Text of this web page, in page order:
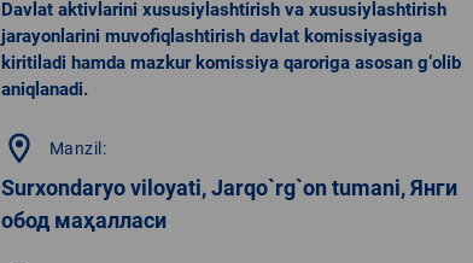
Davlat aktivlarini xususiylashtirish va xususiylashtirish
jarayonlarini muvofiqlashtirish davlat komissiyasiga
kiritiladi hamda mazkur komissiya qaroriga asosan g‘olib
aniqlanadi.
location_on Manzil:
Surxondaryo viloyati, Jarqo`rg`on tumani, Янги
обод маҳалласи